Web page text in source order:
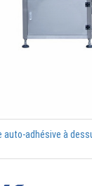
auto-adhésive à